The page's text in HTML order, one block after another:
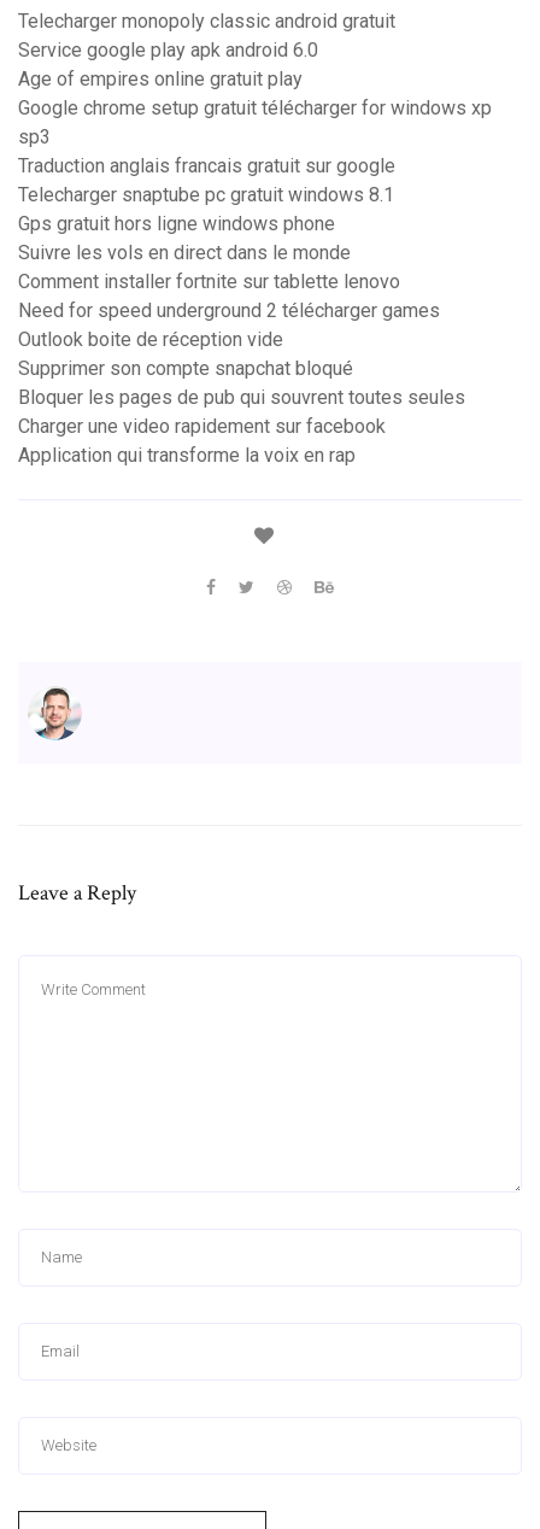
Telecharger monopoly classic android gratuit
Service google play apk android 6.0
Age of empires online gratuit play
Google chrome setup gratuit télécharger for windows xp
sp3
Traduction anglais francais gratuit sur google
Telecharger snaptube pc gratuit windows 8.1
Gps gratuit hors ligne windows phone
Suivre les vols en direct dans le monde
Comment installer fortnite sur tablette lenovo
Need for speed underground 2 télécharger games
Outlook boite de réception vide
Supprimer son compte snapchat bloqué
Bloquer les pages de pub qui souvrent toutes seules
Charger une video rapidement sur facebook
Application qui transforme la voix en rap
Leave a Reply